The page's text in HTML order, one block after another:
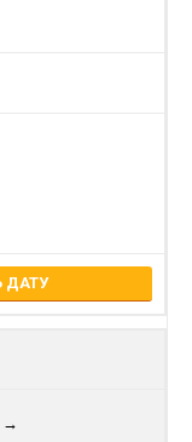
ДАТУ
→